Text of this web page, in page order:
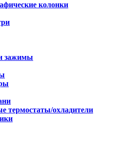
колонки
зажимы
термостаты/охладители